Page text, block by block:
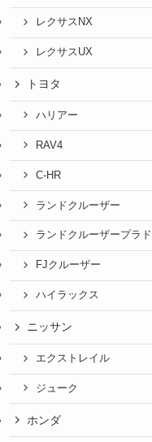
レクサスNX
レクサスUX
トヨタ
ハリアー
RAV4
C-HR
ランドクルーザー
ランドクルーザープラド
FJクルーザー
ハイラックス
ニッサン
エクストレイル
ジューク
ホンダ